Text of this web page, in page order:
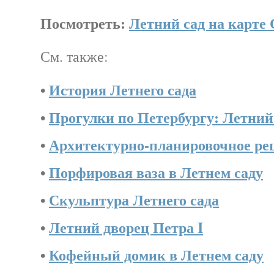
Посмотреть: Летний сад на карте
См. также:
•История Летнего сада
•Прогулки по Петербургу:
•Архитектурно-планировочное
•Порфировая ваза в Летнем саду
• Скульптура Летнего сада
•Летний дворец Петра I
•Кофейный домик в Летнем саду